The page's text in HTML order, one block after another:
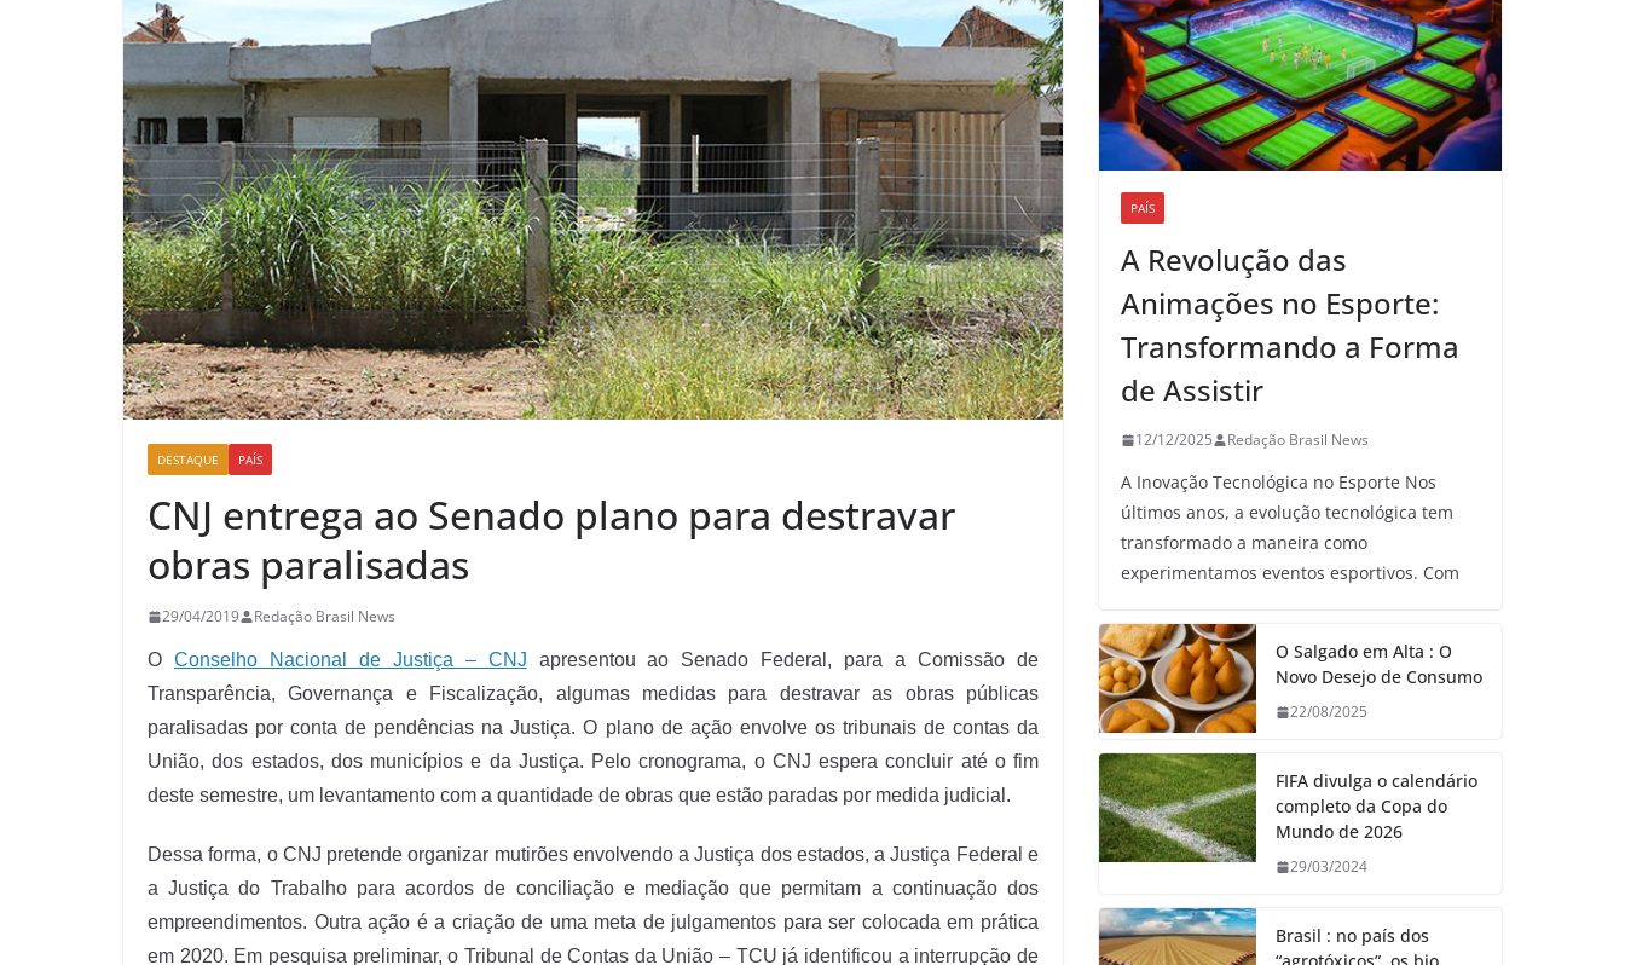
DESTAQUE PAÍS
CNJ entrega ao Senado plano para destravar
obras paralisadas
29/04/2019 Redação Brasil News
O Conselho Nacional de Justiça – CNJ apresentou ao Senado Federal, para a Comissão de
Transparência, Governança e Fiscalização, algumas medidas para destravar as obras públicas
paralisadas por conta de pendências na Justiça. O plano de ação envolve os tribunais de contas da
União, dos estados, dos municípios e da Justiça. Pelo cronograma, o CNJ espera concluir até o fim
deste semestre, um levantamento com a quantidade de obras que estão paradas por medida judicial.
Dessa forma, o CNJ pretende organizar mutirões envolvendo a Justiça dos estados, a Justiça Federal e
a Justiça do Trabalho para acordos de conciliação e mediação que permitam a continuação dos
empreendimentos. Outra ação é a criação de uma meta de julgamentos para ser colocada em prática
em 2020. Em pesquisa preliminar, o Tribunal de Contas da União – TCU já identificou a interrupção de
PAÍS
A Revolução das
Animações no Esporte:
Transformando a Forma
de Assistir
12/12/2025 Redação Brasil News
A Inovação Tecnológica no Esporte Nos
últimos anos, a evolução tecnológica tem
transformado a maneira como
experimentamos eventos esportivos. Com
O Salgado em Alta : O
Novo Desejo de Consumo
22/08/2025
FIFA divulga o calendário
completo da Copa do
Mundo de 2026
29/03/2024
Brasil : no país dos